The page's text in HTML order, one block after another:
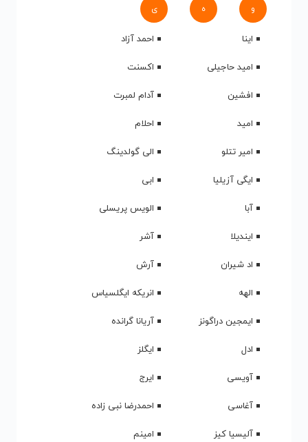
و ه ی
اینا
احمد آزاد
امید حاجیلی
اکسنت
افشین
آدام لمبرت
امید
احلام
امیر تتلو
الی گولدینگ
ایگی آزیلیا
ابی
آبا
الویس پریسلی
ایندیلا
آشر
اد شیران
آرش
الهه
انریکه ایگلسیاس
ایمجین دراگونز
آریانا گرانده
ادل
ایگلز
آویسی
ایرج
آغاسی
احمدرضا نبی زاده
آلیسیا کیز
امینم